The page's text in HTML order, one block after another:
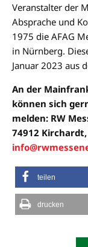
Veranstalter der
Absprache und
1975 die AFAG
in Nürnberg.
Januar 2023 aus
An der
können sich
melden: RW
74912 Kirchardt,
teilen
drucken